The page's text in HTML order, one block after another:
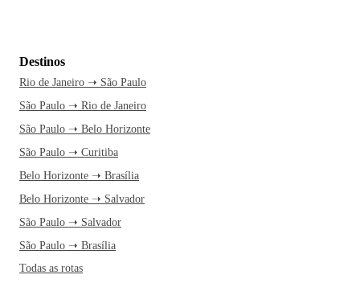
Destinos
Rio de Janeiro ➝ São Paulo
São Paulo ➝ Rio de Janeiro
São Paulo ➝ Belo Horizonte
São Paulo ➝ Curitiba
Belo Horizonte ➝ Brasília
Belo Horizonte ➝ Salvador
São Paulo ➝ Salvador
São Paulo ➝ Brasília
Todas as rotas